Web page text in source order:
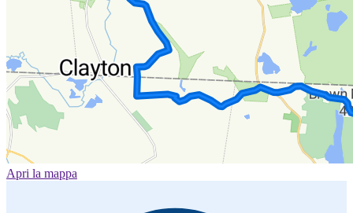
Apri la mappa